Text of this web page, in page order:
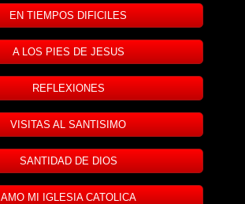
EN TIEMPOS DIFICILES
A LOS PIES DE JESUS
REFLEXIONES
VISITAS AL SANTISIMO
SANTIDAD DE DIOS
AMO MI IGLESIA CATOLICA